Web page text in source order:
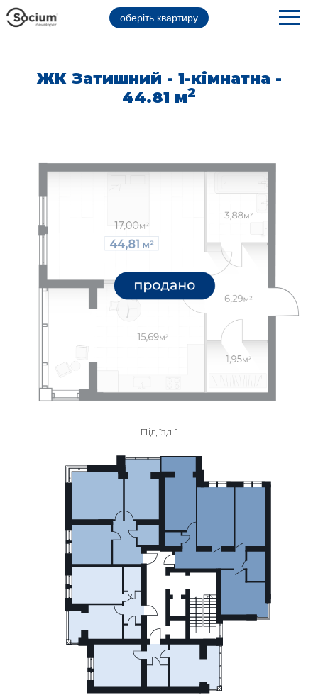
оберіть квартиру
ЖК Затишний - 1-кімнатна -
44.81 м2
Під'їзд 1